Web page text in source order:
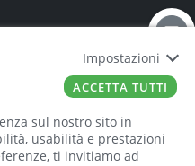
00221490238
sul nostro sito in
usabilità e prestazioni
ti invitiamo ad
Impostazioni
ACCETTA TUTTI